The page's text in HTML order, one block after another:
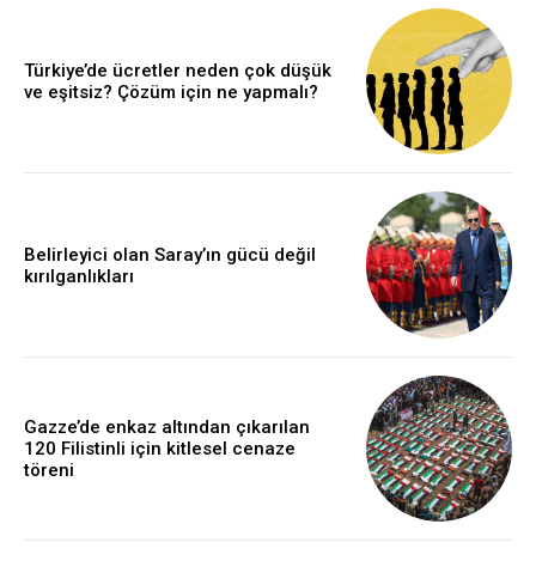
Türkiye’de ücretler neden çok düşük
ve eşitsiz? Çözüm için ne yapmalı?
Belirleyici olan Saray’ın gücü değil
kırılganlıkları
Gazze’de enkaz altından çıkarılan
120 Filistinli için kitlesel cenaze
töreni